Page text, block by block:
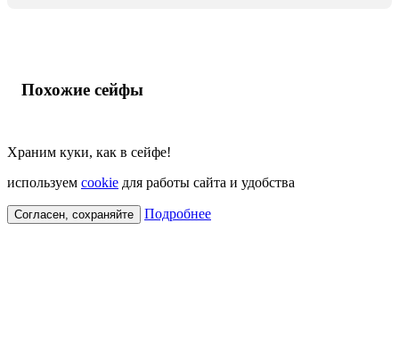
Похожие сейфы
Храним куки, как в сейфе!
используем cookie для работы сайта и удобства
Согласен, сохраняйте Подробнее